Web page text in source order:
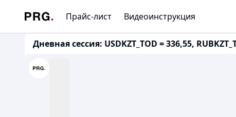
Прайс-лист Видеоинструкция
Дневная сессия: USDKZT_TOD = 336,55,